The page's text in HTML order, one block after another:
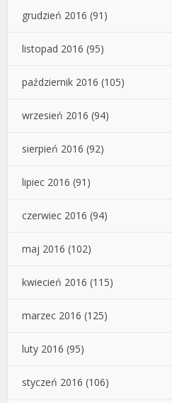
grudzień 2016 (91)
listopad 2016 (95)
październik 2016 (105)
wrzesień 2016 (94)
sierpień 2016 (92)
lipiec 2016 (91)
czerwiec 2016 (94)
maj 2016 (102)
kwiecień 2016 (115)
marzec 2016 (125)
luty 2016 (95)
styczeń 2016 (106)